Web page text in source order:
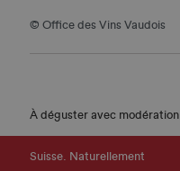
© Office des Vins Vaudois
À déguster avec modération
Suisse. Naturellement